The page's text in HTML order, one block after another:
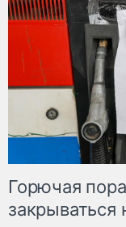
Горючая
закрываться